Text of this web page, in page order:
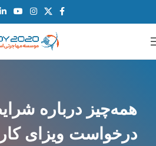
همه‌چیز درباره
درخواست ویزای کار